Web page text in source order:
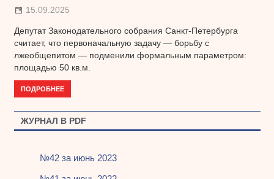
15.09.2025
Депутат Законодательного собрания Санкт-Петербурга
считает, что первоначальную задачу — борьбу с
лжеобщепитом — подменили формальным параметром:
площадью 50 кв.м.
ПОДРОБНЕЕ
ЖУРНАЛ В PDF
№42 за июнь 2023